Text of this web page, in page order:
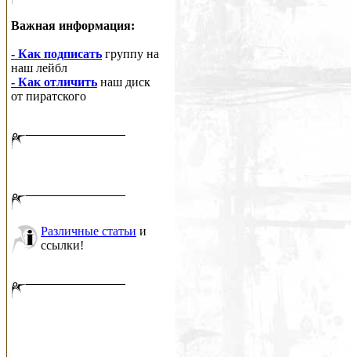
Важная информация:
- Как подписать группу на
наш лейбл
- Как отличить наш диск
от пиратского
Различные статьи и
ссылки!